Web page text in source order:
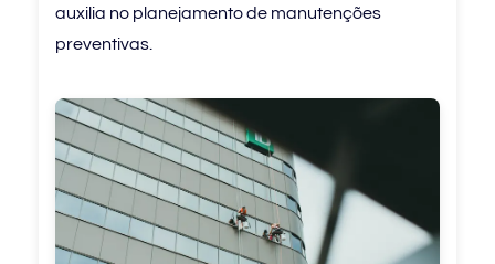
auxilia no planejamento de manutenções
preventivas.